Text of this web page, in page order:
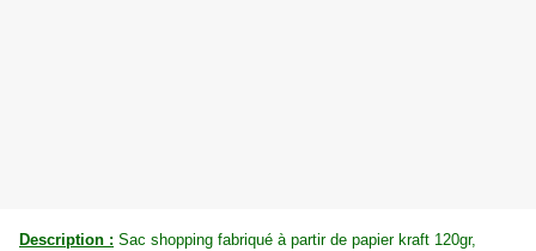
Description : Sac shopping fabriqué à partir de papier kraft 120gr,